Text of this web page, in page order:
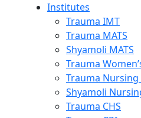
Institutes
Trauma IMT
Trauma MATS
Shyamoli MATS
Trauma
Trauma Nursing
Shyamoli
Trauma CHS